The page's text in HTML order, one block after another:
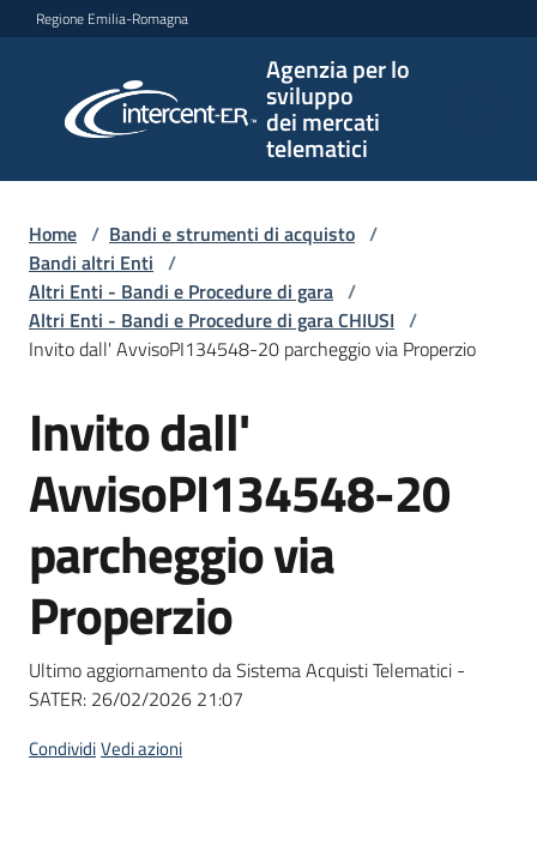
Vai al contenuto
Vai alla navigazione
Vai al footer
Regione Emilia-Romagna
Agenzia per lo
sviluppo
dei mercati
telematici
per lo
sviluppo
telematici
L'Agenzia
Bandi
strumenti
acquisto
Supporto
Piattaforme
Home / Bandi e strumenti di acquisto /
Bandi altri Enti /
Altri Enti - Bandi e Procedure di gara /
Altri Enti - Bandi e Procedure di gara CHIUSI /
Invito dall' AvvisoPI134548-20 parcheggio via Properzio
Salta al contenuto
Invito dall'
AvvisoPI134548-20
parcheggio via
Properzio
Ultimo aggiornamento da Sistema Acquisti Telematici -
SATER: 26/02/2026 21:07
CondividiVedi azioni